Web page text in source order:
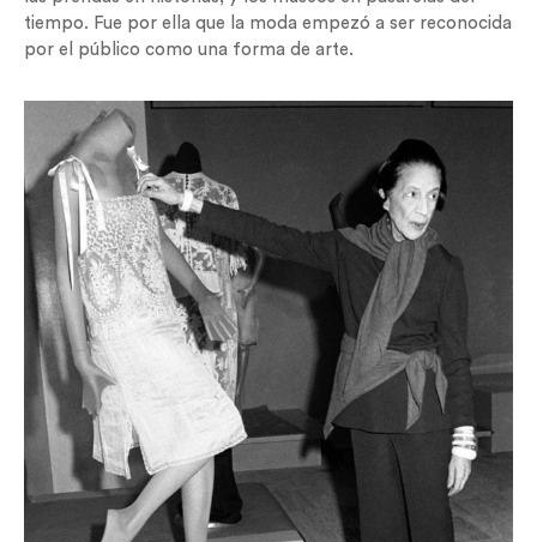
tiempo. Fue por ella que la moda empezó a ser reconocida
por el público como una forma de arte.